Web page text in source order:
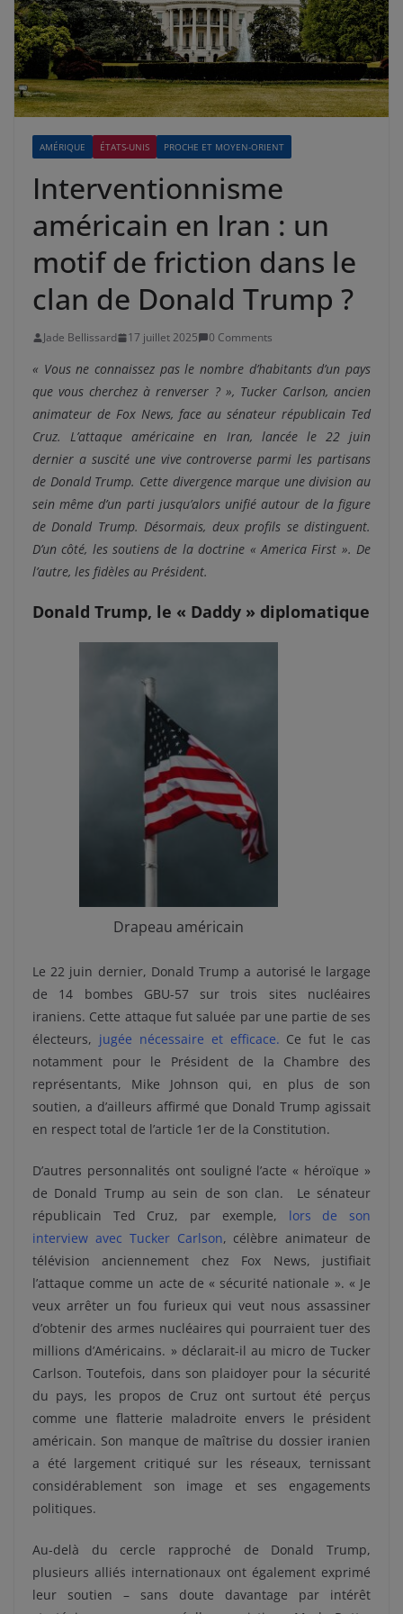
AMÉRIQUE ÉTATS-UNIS PROCHE ET MOYEN-ORIENT
Interventionnisme
américain en Iran : un
motif de friction dans le
clan de Donald Trump ?
Jade Bellissard 17 juillet 2025 0 Comments
« Vous ne connaissez pas le nombre d’habitants d’un pays
que vous cherchez à renverser ? », Tucker Carlson, ancien
animateur de Fox News, face au sénateur républicain Ted
Cruz.
L’attaque américaine en Iran, lancée le 22 juin
dernier a suscité une vive controverse parmi les partisans
de Donald Trump. Cette divergence marque une division au
sein même d’un parti jusqu’alors unifié autour de la figure
de Donald Trump. Désormais, deux profils se distinguent.
D’un côté, les soutiens de la doctrine « America First ». De
l’autre, les fidèles au Président.
Donald Trump, le « Daddy » diplomatique
Drapeau américain
Le 22 juin dernier, Donald Trump a autorisé le largage
de 14 bombes GBU-57 sur trois sites nucléaires
iraniens. Cette attaque fut saluée par une partie de ses
électeurs, jugée nécessaire et efficace. Ce fut le cas
notamment pour le Président de la Chambre des
représentants, Mike Johnson qui, en plus de son
soutien, a d’ailleurs affirmé que Donald Trump agissait
en respect total de l’article 1er de la Constitution.
D’autres personnalités ont souligné l’acte « héroïque »
de Donald Trump au sein de son clan. Le sénateur
républicain Ted Cruz, par exemple, lors de son
interview avec Tucker Carlson, célèbre animateur de
télévision anciennement chez Fox News, justifiait
l’attaque comme un acte de « sécurité nationale ». « Je
veux arrêter un fou furieux qui veut nous assassiner
d’obtenir des armes nucléaires qui pourraient tuer des
millions d’Américains. » déclarait-il au micro de Tucker
Carlson. Toutefois, dans son plaidoyer pour la sécurité
du pays, les propos de Cruz ont surtout été perçus
comme une flatterie maladroite envers le président
américain. Son manque de maîtrise du dossier iranien
a été largement critiqué sur les réseaux, ternissant
considérablement son image et ses engagements
politiques.
Au-delà du cercle rapproché de Donald Trump,
plusieurs alliés internationaux ont également exprimé
leur soutien – sans doute davantage par intérêt